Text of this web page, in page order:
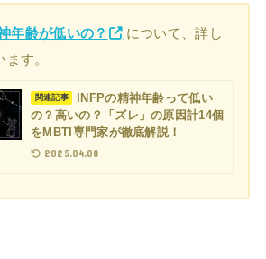
年齢が低いの？
について、詳し
す。
関連記事
INFPの精神年齢って低い
の？高いの？「ズレ」の原因計14個
をMBTI専門家が徹底解説！
2025.04.08